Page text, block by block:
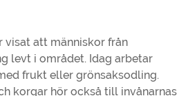
visat att människor från
levt i området. Idag arbetar
frukt eller grönsaksodling.
korgar hör också till invånarnas